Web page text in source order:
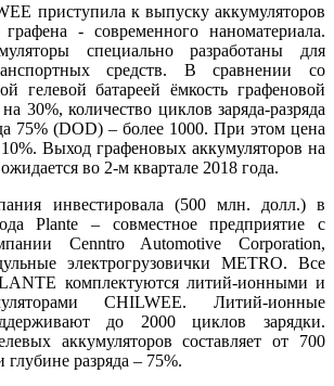
приступила к выпуску аккумуляторов
- современного наноматериала.
специально разработаны для
средств. В сравнении со
гелевой батареей ёмкость графеновой
30%, количество циклов заряда-разряда
75% (DOD) – более 1000. При этом цeна
Выход графеновых аккумуляторов на
во 2-м квартале 2018 года.
инвестировала (500 млн. долл.) в
Plante – совместное предприятие с
Cenntro Automotive Corporation,
электрогрузовички METRO. Все
комплектуются литий-ионными и
CHILWEE. Литий-ионные
до 2000 циклов зарядки.
аккумуляторов составляет от 700
разряда – 75%.